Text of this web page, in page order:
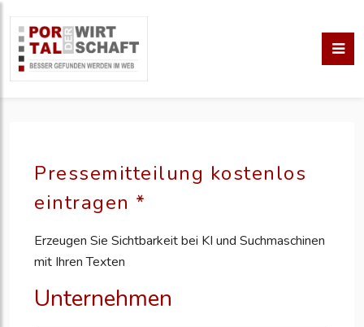
Pressemitteilung kostenlos
eintragen *
Erzeugen Sie Sichtbarkeit bei KI und Suchmaschinen
mit Ihren Texten
Unternehmen